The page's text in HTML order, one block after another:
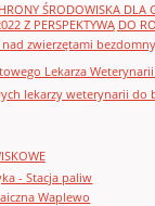
ŚRODOWISKA DLA
Z PERSPEKTYWĄ DO
zwierzętami
Lekarza
lekarzy weterynarii do
- Stacja paliw
Waplewo